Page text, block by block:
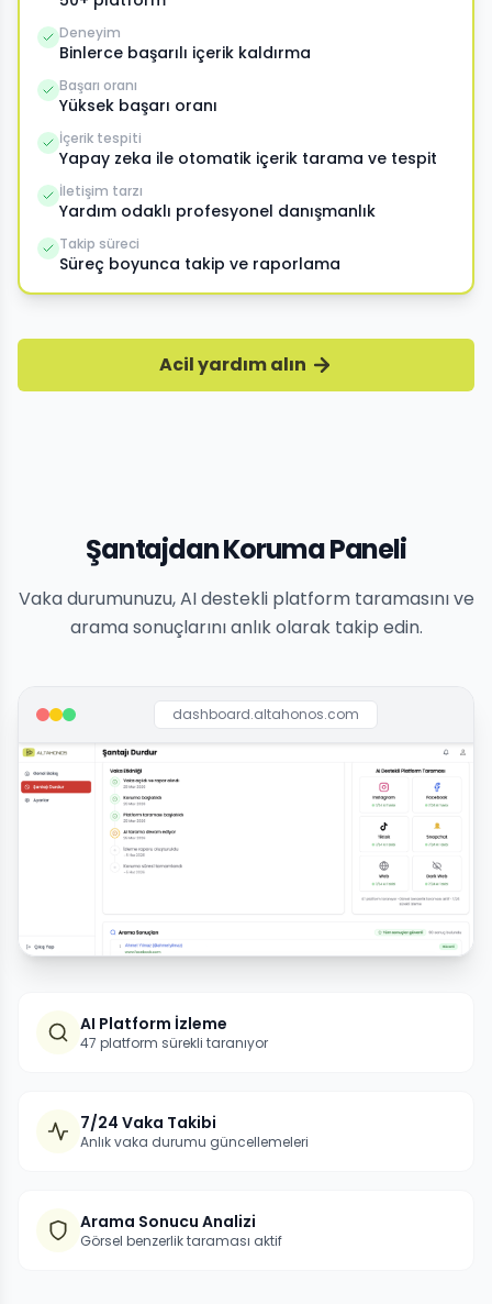
Deneyim
Binlerce başarılı içerik kaldırma
Başarı oranı
Yüksek başarı oranı
İçerik tespiti
Yapay zeka ile otomatik içerik tarama ve tespit
İletişim tarzı
Yardım odaklı profesyonel danışmanlık
Takip süreci
Süreç boyunca takip ve raporlama
Acil yardım alın
Şantajdan Koruma Paneli
Vaka durumunuzu, AI destekli platform taramasını ve
arama sonuçlarını anlık olarak takip edin.
dashboard.altahonos.com
AI Platform İzleme
47 platform sürekli taranıyor
7/24 Vaka Takibi
Anlık vaka durumu güncellemeleri
Arama Sonucu Analizi
Görsel benzerlik taraması aktif